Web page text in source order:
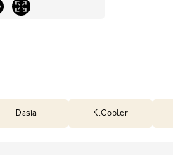
Dasia K.Cobler